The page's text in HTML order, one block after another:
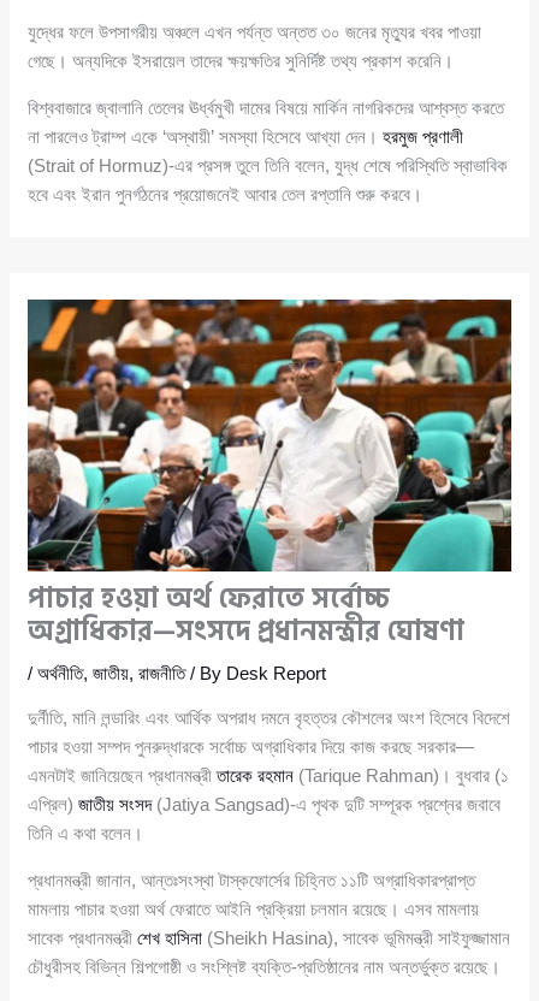
যুদ্ধের ফলে উপসাগরীয় অঞ্চলে এখন পর্যন্ত অন্তত ৩০ জনের মৃত্যুর খবর পাওয়া
গেছে। অন্যদিকে ইসরায়েল তাদের ক্ষয়ক্ষতির সুনির্দিষ্ট তথ্য প্রকাশ করেনি।
বিশ্ববাজারে জ্বালানি তেলের ঊর্ধ্বমুখী দামের বিষয়ে মার্কিন নাগরিকদের আশ্বস্ত করতে
না পারলেও ট্রাম্প একে ‘অস্থায়ী’ সমস্যা হিসেবে আখ্যা দেন।হরমুজ প্রণালী
(Strait of Hormuz)-এর প্রসঙ্গ তুলে তিনি বলেন, যুদ্ধ শেষে পরিস্থিতি স্বাভাবিক
হবে এবং ইরান পুনর্গঠনের প্রয়োজনেই আবার তেল রপ্তানি শুরু করবে।
পাচার হওয়া অর্থ ফেরাতে সর্বোচ্চ
অগ্রাধিকার—সংসদে প্রধানমন্ত্রীর ঘোষণা
/অর্থনীতি,জাতীয়,রাজনীতি/ By Desk Report
দুর্নীতি, মানি লন্ডারিং এবং আর্থিক অপরাধ দমনে বৃহত্তর কৌশলের অংশ হিসেবে বিদেশে
পাচার হওয়া সম্পদ পুনরুদ্ধারকে সর্বোচ্চ অগ্রাধিকার দিয়ে কাজ করছে সরকার—
এমনটাই জানিয়েছেন প্রধানমন্ত্রীতারেক রহমান (Tarique Rahman)। বুধবার (১
এপ্রিল)জাতীয় সংসদ(Jatiya Sangsad)-এ পৃথক দুটি সম্পূরক প্রশ্নের জবাবে
তিনি এ কথা বলেন।
প্রধানমন্ত্রী জানান, আন্তঃসংস্থা টাস্কফোর্সের চিহ্নিত ১১টি অগ্রাধিকারপ্রাপ্ত
মামলায় পাচার হওয়া অর্থ ফেরাতে আইনি প্রক্রিয়া চলমান রয়েছে। এসব মামলায়
সাবেক প্রধানমন্ত্রীশেখ হাসিনা (Sheikh Hasina), সাবেক ভূমিমন্ত্রী সাইফুজ্জামান
চৌধুরীসহ বিভিন্ন শিল্পগোষ্ঠী ও সংশ্লিষ্ট ব্যক্তি-প্রতিষ্ঠানের নাম অন্তর্ভুক্ত রয়েছে।